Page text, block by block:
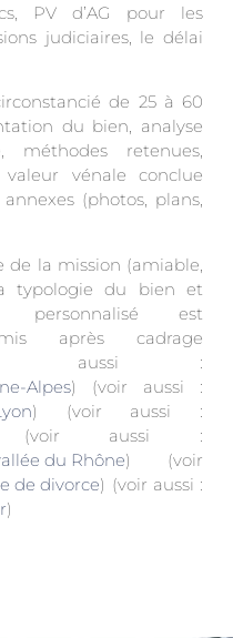
PV d’AG pour les
judiciaires, le délai
de 25 à 60
du bien, analyse
retenues,
valeur vénale conclue
(photos, plans,
la mission (amiable,
typologie du bien et
personnalisé est
après cadrage
aussi :
Alpes) (voir aussi :
) (voir aussi :
aussi :
du Rhône) (voir
de divorce) (voir aussi :
)